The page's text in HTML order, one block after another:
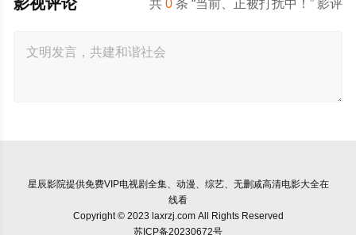
共0 条 “当前、正被打扰中！” 影评
星辰影院提供免费VIP电视剧全集、动漫、综艺、无删减高清电影大全在
线看
Copyright © 2023 laxrzj.com All Rights Reserved
苏ICP备20230672号